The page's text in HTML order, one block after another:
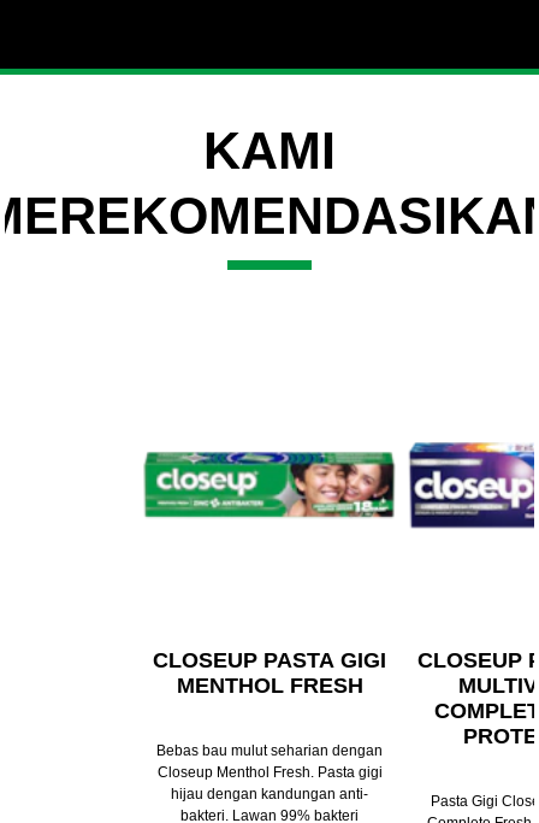
KAMI
CLOSEUP PASTA GIGI
MENTHOL FRESH
Bebas bau mulut seharian dengan
Closeup Menthol Fresh. Pasta gigi
hijau dengan kandungan anti-
bakteri. Lawan 99% bakteri
CLOSEUP
Pasta Gigi